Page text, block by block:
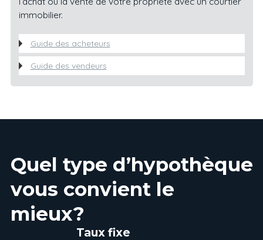
immobilier.
Guide des acheteurs
Guide des vendeurs
Quel type d’hypothèque
vous convient le
mieux?
Taux fixe